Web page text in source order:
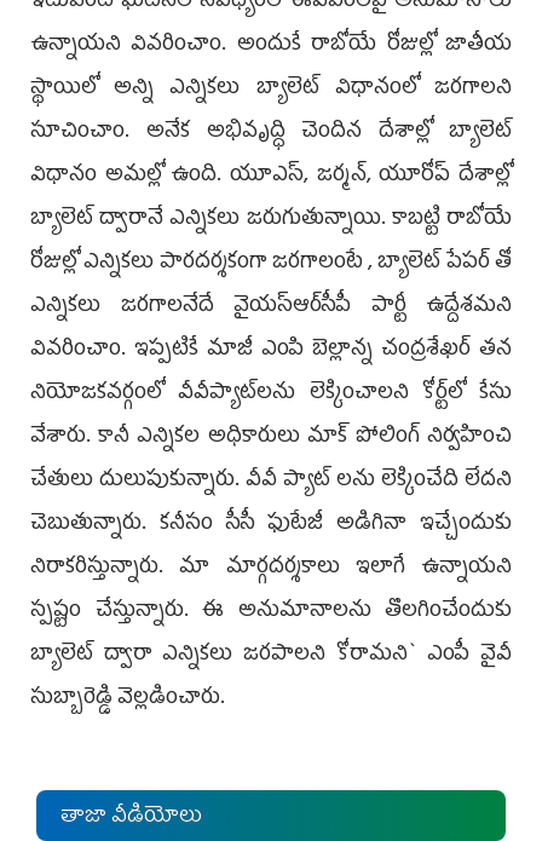
ఉన్నాయని వివరించాం. అందుకే రాబోయే రోజుల్లో జాతీయ
స్థాయిలో అన్ని ఎన్నికలు బ్యాలెట్ విధానంలో జరగాలని
సూచించాం. అనేక అభివృద్ధి చెందిన దేశాల్లో బ్యాలెట్
విధానం అమల్లో ఉంది. యూఎస్, జర్మన్, యూరోప్‌ దేశాల్లో
బ్యాలెట్ ద్వారానే ఎన్నికలు జరుగుతున్నాయి. కాబట్టి రాబోయే
రోజుల్లో ఎన్నికలు పారదర్శకంగా జరగాలంటే , బ్యాలెట్ పేపర్ తో
ఎన్నికలు జరగాలనేదే వైయస్ఆర్‌సీపీ పార్టీ ఉద్దేశమని
వివరించాం. ఇప్పటికే మాజీ ఎంపి బెల్లాన్న చంద్రశేఖర్ తన
నియోజకవర్గంలో వీవీప్యాట్‌లను లెక్కించాలని కోర్ట్‌లో కేసు
వేశారు. కానీ ఎన్నికల అధికారులు మాక్ పోలింగ్ నిర్వహించి
చేతులు దులుపుకున్నారు. వీవీ ప్యాట్‌ లను లెక్కించేది లేదని
చెబుతున్నారు. కనీసం సీసీ ఫుటేజీ అడిగినా ఇచ్చేందుకు
నిరాకరిస్తున్నారు. మా మార్గదర్శకాలు ఇలాగే ఉన్నాయని
స్పష్టం చేస్తున్నారు. ఈ అనుమానాలను తొలగించేందుకు
బ్యాలెట్ ద్వారా ఎన్నికలు జరపాలని కోరామని` ఎంపీ వైవీ
సుబ్బారెడ్డి వెల్లడించారు.
తాజా వీడియోలు